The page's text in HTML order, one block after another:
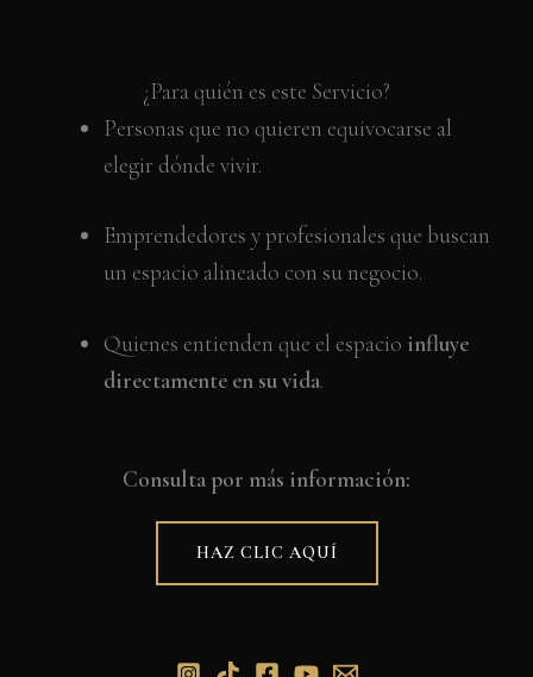
¿Para quién es este Servicio?
Personas que no quieren equivocarse al
elegir dónde vivir.
Emprendedores y profesionales que buscan
un espacio alineado con su negocio.
Quienes entienden que el espacio influye
directamente en su vida.
Consulta por más información:
HAZ CLIC AQUÍ